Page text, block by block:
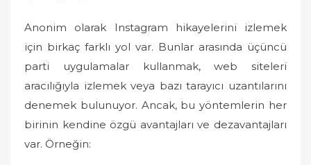
Anonim olarak Instagram hikayelerini izlemek
için birkaç farklı yol var. Bunlar arasında üçüncü
parti uygulamalar kullanmak, web siteleri
aracılığıyla izlemek veya bazı tarayıcı uzantılarını
denemek bulunuyor. Ancak, bu yöntemlerin her
birinin kendine özgü avantajları ve dezavantajları
var. Örneğin: